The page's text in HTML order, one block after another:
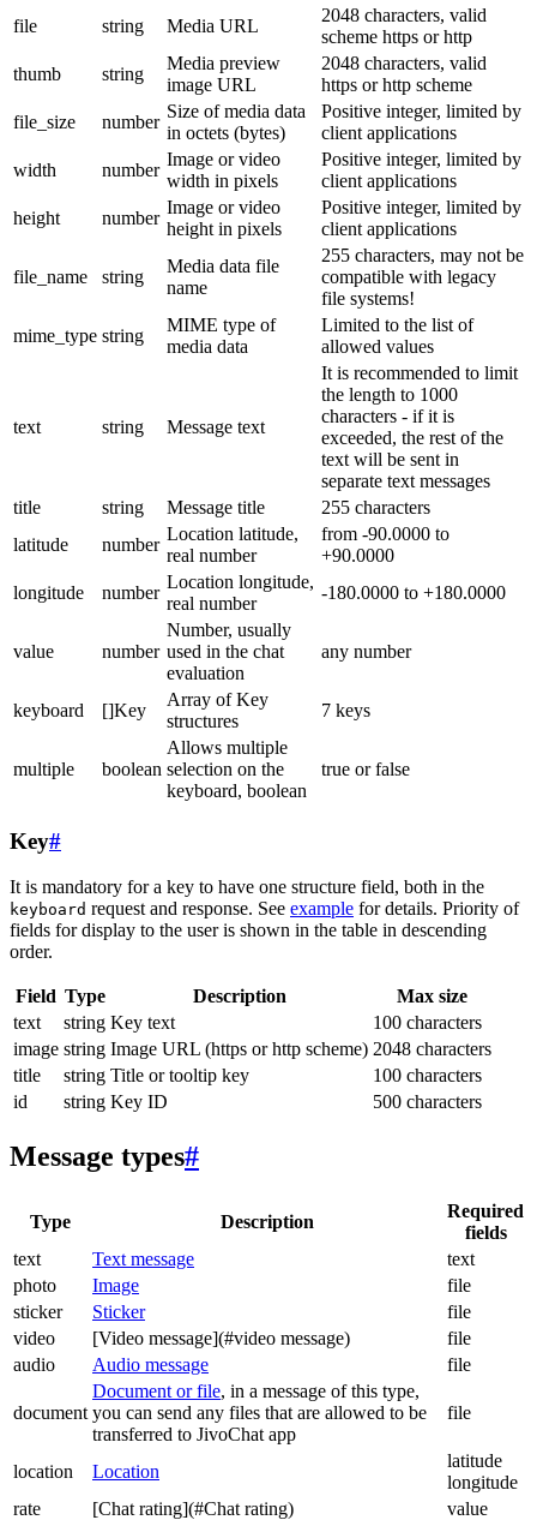
file string Media URL
2048 characters, valid
scheme https or http
thumb
string
Media preview
image URL
2048 characters, valid
https or http scheme
file_size
number
Size of media data
in octets (bytes)
Positive integer, limited by
client applications
width
number
Image or video
width in pixels
Positive integer, limited by
client applications
height
number
Image or video
height in pixels
Positive integer, limited by
client applications
file_name string
Media data file
name
255 characters, may not be
compatible with legacy
file systems!
mime_type string
MIME type of
media data
Limited to the list of
allowed values
text string Message text
It is recommended to limit
the length to 1000
characters - if it is
exceeded, the rest of the
text will be sent in
separate text messages
title
string Message title
255 characters
latitude
number
Location latitude,
real number
from -90.0000 to
+90.0000
longitude
number
Location longitude,
real number
-180.0000 to +180.0000
value number
Number, usually
used in the chat
evaluation
any number
keyboard []Key
Array of Key
structures
7 keys
multiple boolean
Allows multiple
selection on the
keyboard, boolean
true or false
Key#
It is mandatory for a key to have one structure field, both in the
keyboard request and response. See example for details. Priority of
fields for display to the user is shown in the table in descending
order.
Field Type Description
Max size
text
string Key text
100 characters
image string Image URL (https or http scheme) 2048 characters
title
string Title or tooltip key
100 characters
id
string Key ID 500 characters
Message types#
Type Description
Required
fields
text
Text message
text
photo
Image
file
sticker
Sticker
file
video
[Video message](#video message)
file
audio
Audio message file
document
Document or file, in a message of this type,
you can send any files that are allowed to be
transferred to JivoChat app
file
location Location
latitude
longitude
rate
[Chat rating](#Chat rating)
value